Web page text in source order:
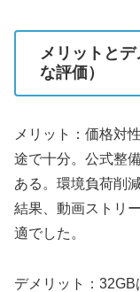
メリットと
な評価）
メリット：価格対
途で十分。公式整
ある。環境負荷削
結果、動画ストリ
適でした。
デメリット：